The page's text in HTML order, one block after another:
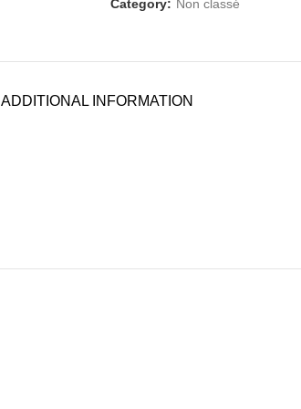
Category: Non classé
ADDITIONAL INFORMATION